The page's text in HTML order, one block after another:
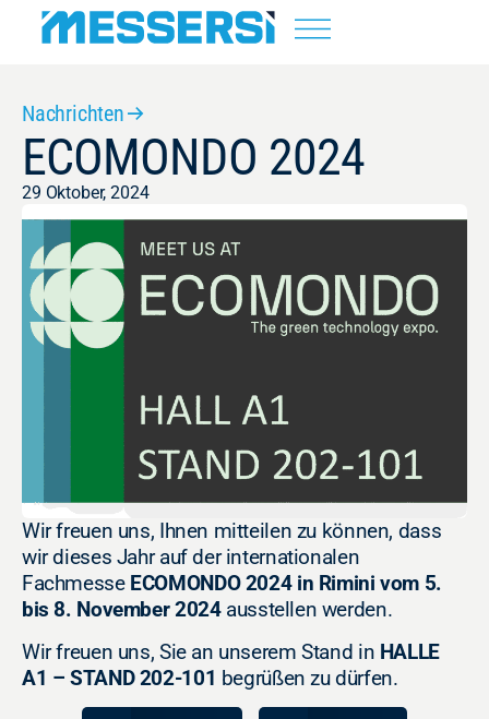
Nachrichten
ECOMONDO 2024
29 Oktober, 2024
Wir freuen uns, Ihnen mitteilen zu können, dass
wir dieses Jahr auf der internationalen
Fachmesse ECOMONDO 2024 in Rimini vom 5.
bis 8. November 2024ausstellen werden.
Wir freuen uns, Sie an unserem Stand in HALLE
A1 – STAND 202-101 begrüßen zu dürfen.